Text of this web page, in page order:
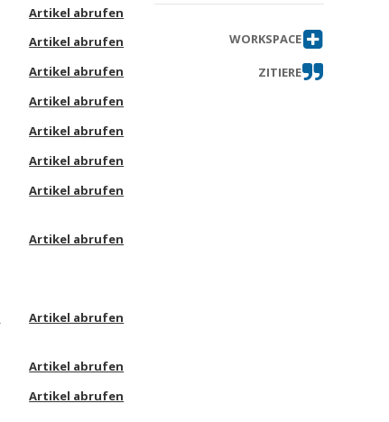
Artikel abrufen
Artikel abrufen
Artikel abrufen
Artikel abrufen
Artikel abrufen
Artikel abrufen
Artikel abrufen
Artikel abrufen
Artikel abrufen
Artikel abrufen
Artikel abrufen
WORKSPACE
ZITIERE